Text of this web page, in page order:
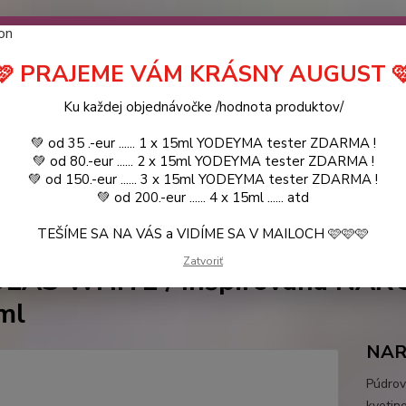
❤️ od .. 35 .-eur CENA PRODUKTOV si môžte vybrať ..
.. (TIE VŠAK TERBA VPÍSAŤ V SEKCII DODACE
a VIDÍME SA V MAILOCH a v Košiciach :) aj OSOBNE. 👋🤚👋 ..
KATALÓG Blog
Hľadať
YODEYMA - DÁMSKE PARFEMY 15ml NICOLÁS WHITE /
WHITE / Inšpirovaná
PRAJEME VÁM KRÁSNY AUGUST
Ku každej objednávočke /hodnota produktov/
💚 od 35 .-eur ...... 1 x 15ml YODEYMA tester ZDARMA !
💚 od 80.-eur ...... 2 x 15ml YODEYMA tester ZDARMA !
💚 od 150.-eur ...... 3 x 15ml YODEYMA tester ZDARMA !
💚 od 200.-eur ...... 4 x 15ml ...... atd
TEŠÍME SA NA VÁS a VIDÍME SA V MAILOCH 🩷🩷🩷
Zatvoriť